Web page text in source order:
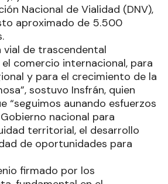
Nacional de Vialidad (DNV),
aproximado de 5.500
vial de trascendental
comercio internacional, para
y para el crecimiento de la
sostuvo Insfrán, quien
“seguimos aunando esfuerzos
nacional para
territorial, el desarrollo
de oportunidades para
firmado por los